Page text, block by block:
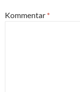
Kommentar *